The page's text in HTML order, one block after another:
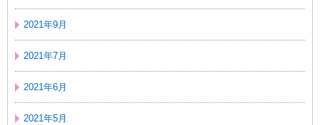
2021年9月
2021年7月
2021年6月
2021年5月